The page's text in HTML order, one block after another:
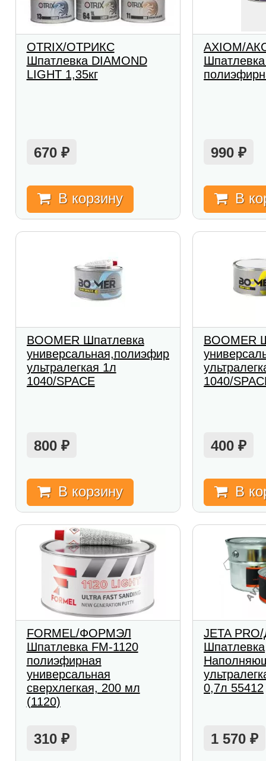
OTRIX/ОТРИКС
Шпатлевка DIAMOND
LIGHT 1,35кг
670 ₽
В корзину
AXIOM/
990₽
В
BOOMER Шпатлевка
универсальная,полиэфирная
ультралегкая 1л
1040/SPACE
800 ₽
В корзину
BOOMER
1040/
400₽
В
FORMEL/ФОРМЭЛ
Шпатлевка FM-1120
полиэфирная
универсальная
сверхлегкая, 200 мл
(1120)
310 ₽
JETA
Шпатлевка
0,7л 55412
1 570₽